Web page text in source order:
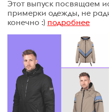
Этот выпуск посвящаем
примерки одежды, не
конечно :) подробнее